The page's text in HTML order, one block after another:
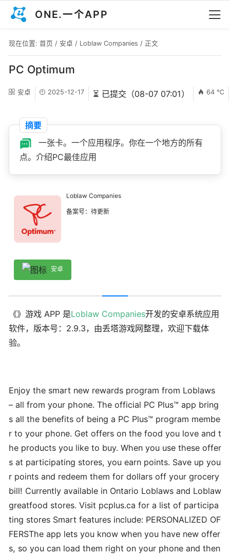
ONE.一个APP
现在位置: 首页 / 安卓 / Loblaw Companies / 正文
PC Optimum
安卓 2025-12-17 ⏳ 已提交（08-07 07:01） 64 ℃
摘要
一张卡。一个应用程序。你在一个地方的所有
点。介绍PC最佳应用
Loblaw Companies
备案号：待更新
安卓
《》游戏 APP 是Loblaw Companies开发的安卓系统应用
软件，版本号：2.9.3，由丢塔游戏网整理，欢迎下载体
验。
Enjoy the smart new rewards program from Loblaws
– all from your phone. The official PC Plus™ app bring
s all the benefits of being a PC Plus™ program membe
r to your phone. Get offers on the food you love and t
he products you like to buy. When you use these offer
s at participating stores, you earn points. Save up you
r points and redeem them for dollars off your grocery
bill! Currently available in Ontario Loblaws and Loblaw
greatfood stores. Visit pcplus.ca for a list of participa
ting stores Smart features include: PERSONALIZED OF
FERSThe app lets you know when you have new offer
s, so you can load them right on your phone and then